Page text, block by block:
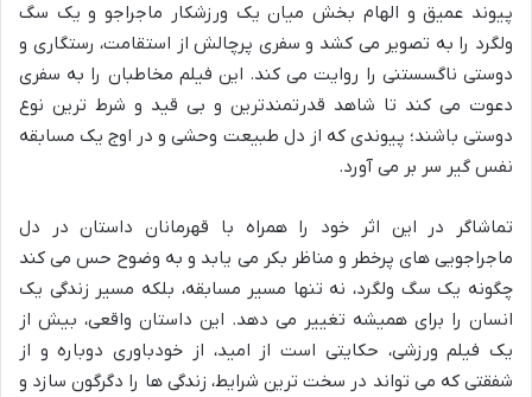
پیوند عمیق و الهام بخش میان یک ورزشکار ماجراجو و یک سگ
ولگرد را به تصویر می کشد و سفری پرچالش از استقامت، رستگاری و
دوستی ناگسستنی را روایت می کند. این فیلم مخاطبان را به سفری
دعوت می کند تا شاهد قدرتمندترین و بی قید و شرط ترین نوع
دوستی باشند؛ پیوندی که از دل طبیعت وحشی و در اوج یک مسابقه
نفس گیر سر بر می آورد.
تماشاگر در این اثر خود را همراه با قهرمانان داستان در دل
ماجراجویی های پرخطر و مناظر بکر می یابد و به وضوح حس می کند
چگونه یک سگ ولگرد، نه تنها مسیر مسابقه، بلکه مسیر زندگی یک
انسان را برای همیشه تغییر می دهد. این داستان واقعی، بیش از
یک فیلم ورزشی، حکایتی است از امید، از خودباوری دوباره و از
شفقتی که می تواند در سخت ترین شرایط، زندگی ها را دگرگون سازد و